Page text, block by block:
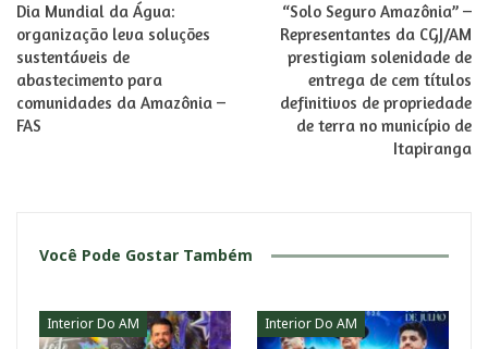
Dia Mundial da Água:
organização leva soluções
sustentáveis de
abastecimento para
comunidades da Amazônia –
FAS
“Solo Seguro Amazônia” –
Representantes da CGJ/AM
prestigiam solenidade de
entrega de cem títulos
definitivos de propriedade
de terra no município de
Itapiranga
Você Pode Gostar Também
Interior Do AM Interior Do AM